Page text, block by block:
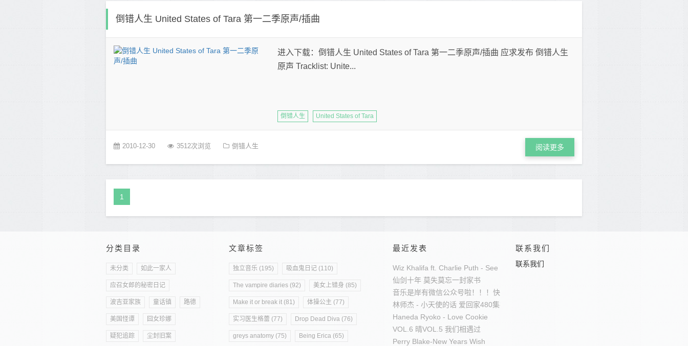
倒错人生 United States of Tara 第一二季原声/插曲
进入下载：倒错人生 United States of Tara 第一二季原声/插曲 应求发布 倒错人生
原声 Tracklist: Unite...
倒错人生 United States of Tara
2010-12-30 3512次浏览 倒错人生 阅读更多
1
分类目录
未分类 如此一家人
应召女郎的秘密日记
波吉亚家族 童话镇 路德
美国怪谭 囧女珍娜
疑犯追踪 尘封旧案
文章标签
独立音乐 (195) 吸血鬼日记 (110)
The vampire diaries (92) 美女上错身 (85)
Make it or break it (81) 体操公主 (77)
实习医生格蕾 (77) Drop Dead Diva (76)
greys anatomy (75) Being Erica (65)
最近发表
Wiz Khalifa ft. Charlie Puth - See You Again
仙剑十年 莫失莫忘一封家书
音乐是岸有微信公众号啦！！！快来加入吧！
林师杰 - 小天使的话 爱回家480集插曲
Haneda Ryoko - Love Cookie
VOL.6 晴VOL.5 我们相遇过
Perry Blake-New Years Wish
联系我们
联系我们